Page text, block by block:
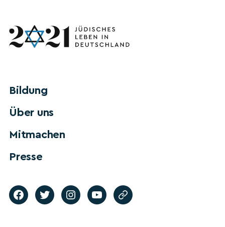
Bildung
Über uns
Mitmachen
Presse